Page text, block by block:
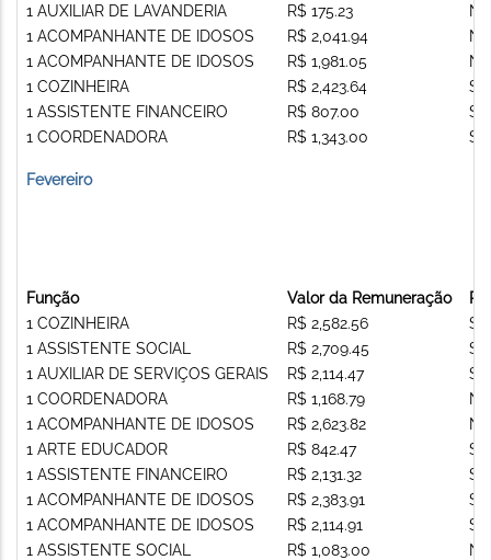
1 AUXILIAR DE LAVANDERIA
1 ACOMPANHANTE DE IDOSOS
1 ACOMPANHANTE DE IDOSOS
1 COZINHEIRA
1 ASSISTENTE FINANCEIRO
1 COORDENADORA
R$ 175.23
R$ 2,041.94
R$ 1,981.05
R$ 2,423.64
R$ 807.00
R$ 1,343.00
Fevereiro
Função
1 COZINHEIRA
1 ASSISTENTE SOCIAL
1 AUXILIAR DE SERVIÇOS GERAIS
1 COORDENADORA
1 ACOMPANHANTE DE IDOSOS
1 ARTE EDUCADOR
1 ASSISTENTE FINANCEIRO
1 ACOMPANHANTE DE IDOSOS
1 ACOMPANHANTE DE IDOSOS
1 ASSISTENTE SOCIAL
Valor da Remuneração
R$ 2,582.56
R$ 2,709.45
R$ 2,114.47
R$ 1,168.79
R$ 2,623.82
R$ 842.47
R$ 2,131.32
R$ 2,383.91
R$ 2,114.91
R$ 1,083.00